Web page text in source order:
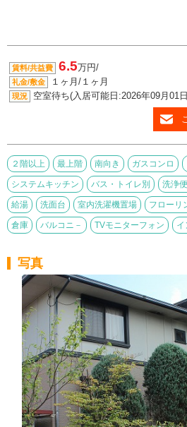
賃料/共益費 6.5万円/
礼金/敷金 １ヶ月/１ヶ月
現況 空室待ち(入居可能日:2026年09月01
２階以上 最上階 南向き ガスコンロ
システムキッチン バス・トイレ別 洗浄
給湯 洗面台 室内洗濯機置場 フローリ
倉庫 バルコニ－ TVモニターフォン イ
写真